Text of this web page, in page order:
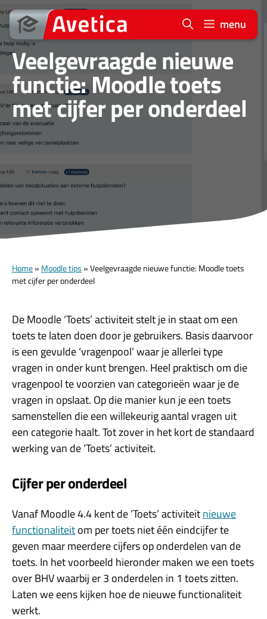
Ga
naar
de
inhoud
menu
Veelgevraagde nieuwe
functie: Moodle toets
met cijfer per onderdeel
Home» Moodle tips »Veelgevraagde nieuwe functie: Moodle toets
met cijfer per onderdeel
De Moodle ‘Toets’ activiteit stelt je in staat om een
toets te laten doen door je gebruikers. Basis daarvoor
is een gevulde ‘vragenpool’ waar je allerlei type
vragen in onder kunt brengen. Heel praktisch om die
vragenpool te voorzien van categorieën waar je de
vragen in opslaat. Op die manier kun je een toets
samenstellen die een willekeurig aantal vragen uit
een categorie haalt. Tot zover in het kort de standaard
werking van de ‘Toets’ activiteit.
Cijfer per onderdeel
Vanaf Moodle 4.4 kent de ‘Toets’ activiteitnieuwe
functionaliteitom per toets niet één eindcijfer te
geven maar meerdere cijfers op onderdelen van de
toets. In het voorbeeld hieronder maken we een toets
over BHV waarbij er 3 onderdelen in 1 toets zitten.
Laten we eens kijken hoe de nieuwe functionaliteit
werkt.